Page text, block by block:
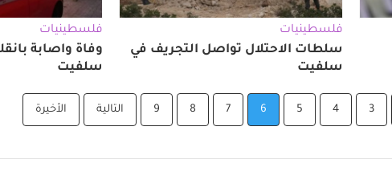
فلسطينيات
سلطات الاحتلال تواصل التجريف في
سلفيت
فلسطينيات
وفاة واصابة
سلفيت
3
4
5
6
7
8
9 التالية الأخيرة